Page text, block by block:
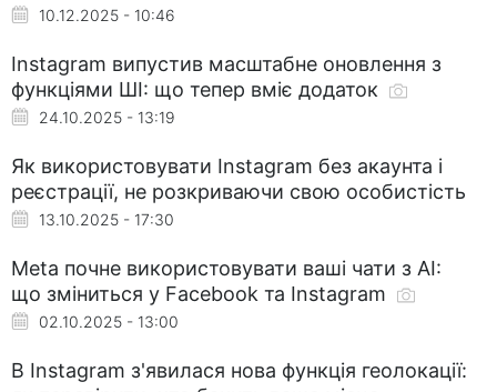
10.12.2025 - 10:46
Instagram випустив масштабне оновлення з
функціями ШІ: що тепер вміє додаток
24.10.2025 - 13:19
Як використовувати Instagram без акаунта і
реєстрації, не розкриваючи свою особистість
13.10.2025 - 17:30
Meta почне використовувати ваші чати з АІ:
що зміниться у Facebook та Instagram
02.10.2025 - 13:00
В Instagram з'явилася нова функція геолокації: